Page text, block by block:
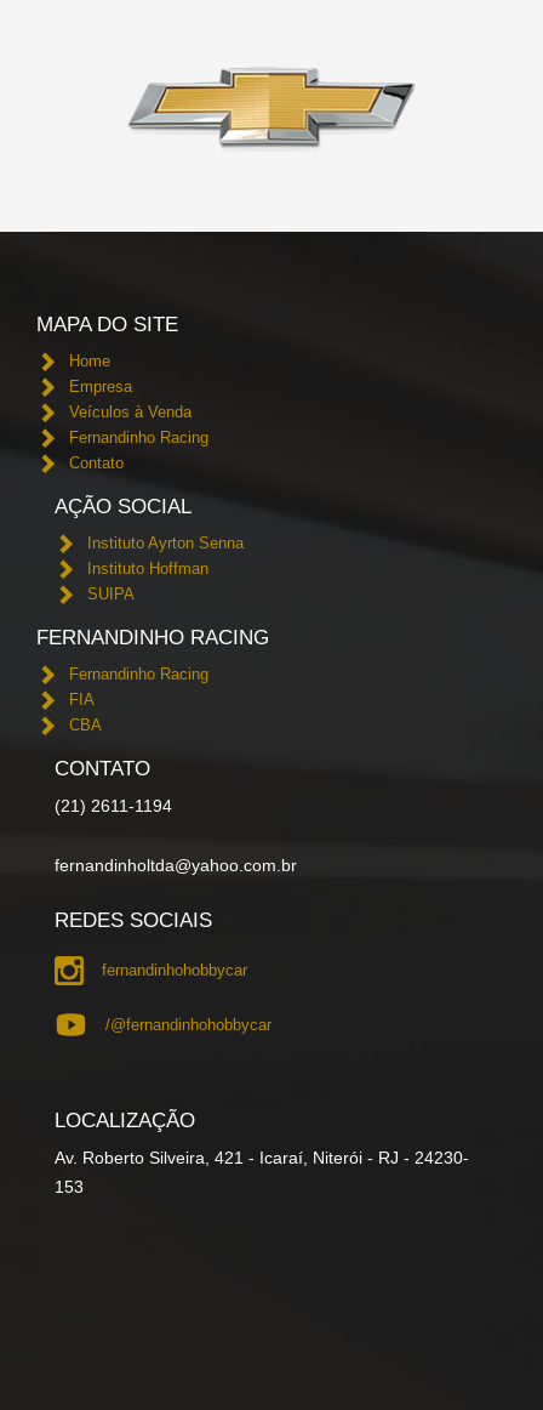
MAPA DO SITE
Home
Empresa
Veículos à Venda
Fernandinho Racing
Contato
AÇÃO SOCIAL
Instituto Ayrton Senna
Instituto Hoffman
SUIPA
FERNANDINHO RACING
Fernandinho Racing
FIA
CBA
CONTATO
(21) 2611-1194
fernandinholtda@yahoo.com.br
REDES SOCIAIS
fernandinhohobbycar
/@fernandinhohobbycar
LOCALIZAÇÃO
Av. Roberto Silveira, 421 - Icaraí, Niterói - RJ - 24230-
153